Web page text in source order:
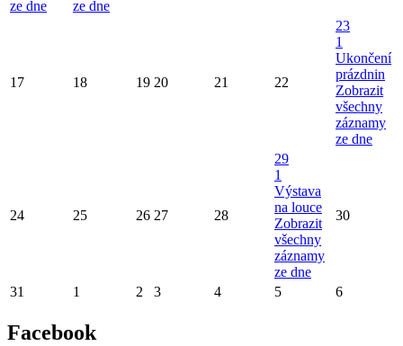
ze dne
ze dne
17 18 19 20 21 22
23
1
Ukončení
prázdnin
Zobrazit
všechny
záznamy
ze dne
24 25 26 27 28
29
1
Výstava
na louce
Zobrazit
všechny
záznamy
ze dne
30
31 1 2 3 4 5 6
Facebook